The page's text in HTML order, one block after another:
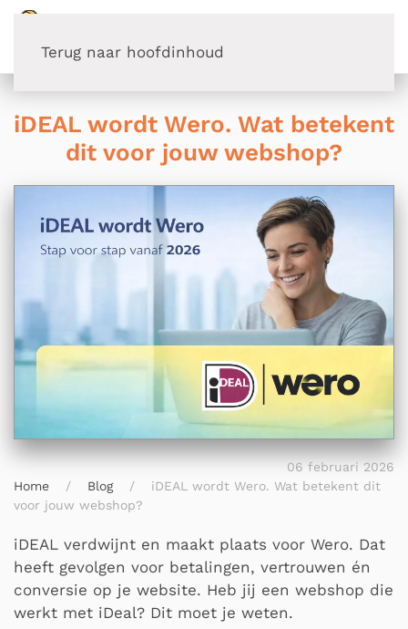
Terug naar hoofdinhoud
iDEAL wordt Wero. Wat betekent
dit voor jouw webshop?
06 februari 2026
Home
Blog
iDEAL wordt Wero. Wat betekent dit
voor jouw webshop?
iDEAL verdwijnt en maakt plaats voor Wero. Dat
heeft gevolgen voor betalingen, vertrouwen én
conversie op je website. Heb jij een webshop die
werkt met iDeal? Dit moet je weten.